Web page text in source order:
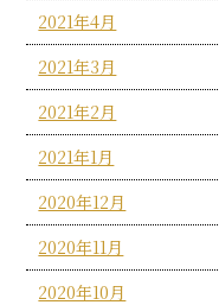
2021年4月
2021年3月
2021年2月
2021年1月
2020年12月
2020年11月
2020年10月